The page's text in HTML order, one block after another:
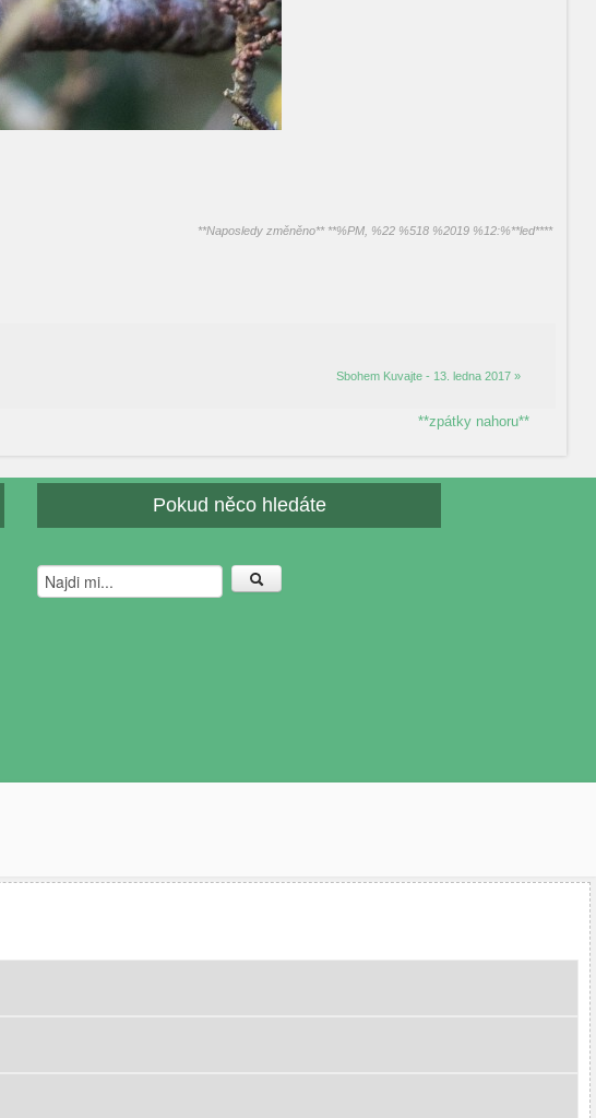
**Naposledy změněno** **%PM, %22 %518 %2019 %12:%**led****
Sbohem Kuvajte - 13. ledna 2017 »
**zpátky nahoru**
Pokud něco hledáte